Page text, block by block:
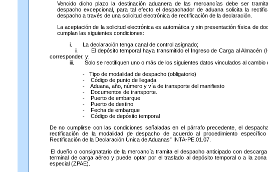
Vencido dicho plazo la destinación aduanera de las mercancías debe ser
despacho excepcional, para tal efecto el despachador de aduana solicita la
despacho a través de una solicitud electrónica de rectificación de la declaración.
La aceptación de la solicitud electrónica es automática y sin presentación física de
cumplan las siguientes condiciones:
i. La declaración tenga canal de control asignado;
ii. El depósito temporal haya transmitido el Ingreso de Carga al Almacén
corresponder, y;
iii. Solo se rectifiquen uno o más de los siguientes datos vinculados al cambio
- Tipo de modalidad de despacho (obligatorio)
- Código de punto de llegada
- Aduana, año, número y vía de transporte del manifiesto
- Documentos de transporte.
- Puerto de embarque
- Puerto de destino
- Fecha de embarque
- Código de depósito temporal
De no cumplirse con las condiciones señaladas en el párrafo precedente, el
rectificación de la modalidad de despacho de acuerdo al procedimiento específico
Rectificación de la Declaración Única de Aduanas” INTA-PE.01.07.
El dueño o consignatario de la mercancía tramita el despacho anticipado con
terminal de carga aéreo y puede optar por el traslado al depósito temporal o a la
especial (ZPAE).